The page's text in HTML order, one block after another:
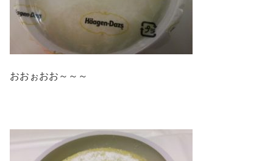
おおぉおお～～～